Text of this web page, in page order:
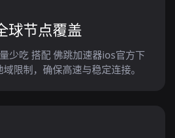
球节点覆盖
少吃 搭配 佛跳加速器ios官方下
限制，确保高速与稳定连接。